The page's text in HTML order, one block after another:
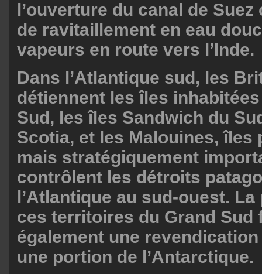
l’ouverture du canal de
de ravitaillement en eau
vapeurs en route vers l’Inde.
Dans l’Atlantique sud, les
détiennent les îles
Sud, les îles Sandwich du
Scotia, et les Malouines, îles
mais stratégiquement
contrôlent les détroits
l’Atlantique au sud-ouest.
ces territoires du Grand Sud
également une
une portion de l’Antarctique.